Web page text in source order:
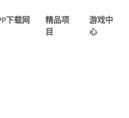
下载网
精品项
目
游戏中
心